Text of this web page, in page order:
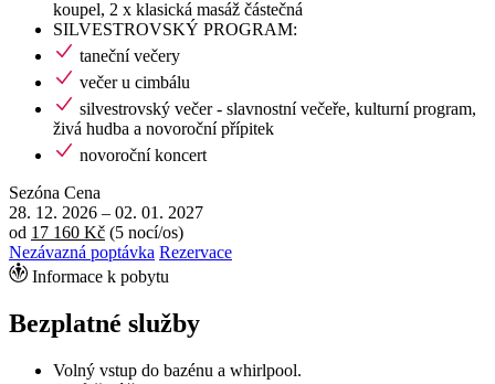
koupel, 2 x klasická masáž částečná
SILVESTROVSKÝ PROGRAM:
taneční večery
večer u cimbálu
silvestrovský večer - slavnostní večeře, kulturní program,
živá hudba a novoroční přípitek
novoroční koncert
Sezóna Cena
28. 12. 2026 – 02. 01. 2027
od 17 160 Kč (5 nocí/os)
Nezávazná poptávka Rezervace
Informace k pobytu
Bezplatné služby
Volný vstup do bazénu a whirlpool.